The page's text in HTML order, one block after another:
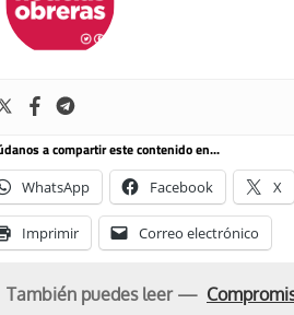
a compartir este contenido en...
WhatsApp Facebook X
Imprimir Correo electrónico
También puedes leer —